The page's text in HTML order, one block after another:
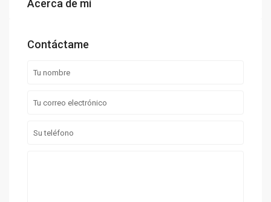
Acerca de mí
Contáctame